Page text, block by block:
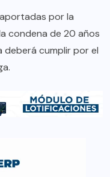
por la
condena de 20 años
deberá cumplir por el